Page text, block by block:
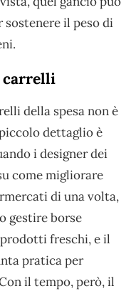
il peso di
carrelli
della spesa non è
dettaglio è
i designer dei
come migliorare
di una volta,
gestire borse
freschi, e il
pratica per
il tempo, però, il